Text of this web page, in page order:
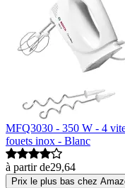
MFQ3030 - 350 W - 4
fouets inox - Blanc
à partir de29,64
Prix le plus bas chez